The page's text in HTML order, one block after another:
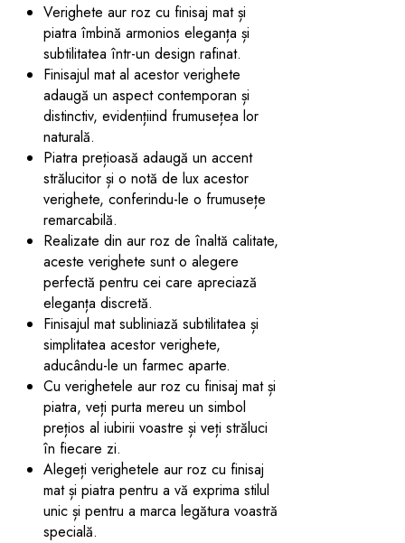
Verighete aur roz cu finisaj mat și
piatra îmbină armonios eleganța și
subtilitatea într-un design rafinat.
Finisajul mat al acestor verighete
adaugă un aspect contemporan și
distinctiv, evidențiind frumusețea lor
naturală.
Piatra prețioasă adaugă un accent
strălucitor și o notă de lux acestor
verighete, conferindu-le o frumusețe
remarcabilă.
Realizate din aur roz de înaltă calitate,
aceste verighete sunt o alegere
perfectă pentru cei care apreciază
eleganța discretă.
Finisajul mat subliniază subtilitatea și
simplitatea acestor verighete,
aducându-le un farmec aparte.
Cu verighetele aur roz cu finisaj mat și
piatra, veți purta mereu un simbol
prețios al iubirii voastre și veți străluci
în fiecare zi.
Alegeți verighetele aur roz cu finisaj
mat și piatra pentru a vă exprima stilul
unic și pentru a marca legătura voastră
specială.